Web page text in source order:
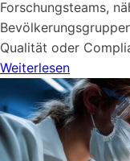
Forschungsteams,
Qualität oder
Weiterlesen